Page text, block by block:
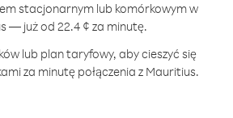
stacjonarnym lub komórkowym w
— już od 22.4 ¢ za minutę.
lub plan taryfowy, aby cieszyć się
za minutę połączenia z Mauritius.